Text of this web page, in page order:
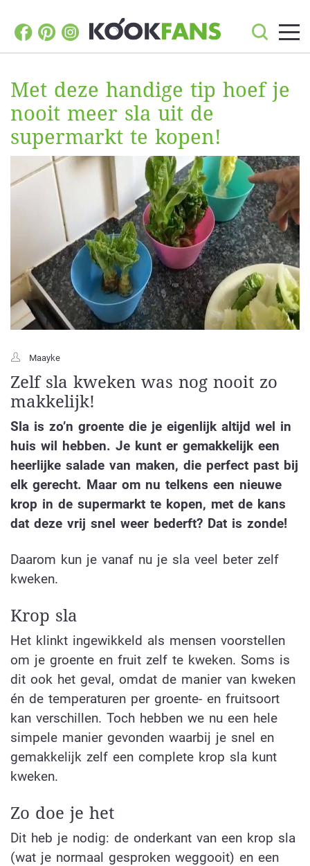
Met deze handige tip hoef je
nooit meer sla uit de
supermarkt te kopen!
Maayke
Zelf sla kweken was nog nooit zo
makkelijk!
Sla is zo’n groente die je eigenlijk altijd wel in
huis wil hebben. Je kunt er gemakkelijk een
heerlijke salade van maken, die perfect past bij
elk gerecht. Maar om nu telkens een nieuwe
krop in de supermarkt te kopen, met de kans
dat deze vrij snel weer bederft? Dat is zonde!
Daarom kun je vanaf nu je sla veel beter zelf
kweken.
Krop sla
Het klinkt ingewikkeld als mensen voorstellen
om je groente en fruit zelf te kweken. Soms is
dit ook het geval, omdat de manier van kweken
én de temperaturen per groente- en fruitsoort
kan verschillen. Toch hebben we nu een hele
simpele manier gevonden waarbij je snel en
gemakkelijk zelf een complete krop sla kunt
kweken.
Zo doe je het
Dit heb je nodig: de onderkant van een krop sla
(wat je normaal gesproken weggooit) en een